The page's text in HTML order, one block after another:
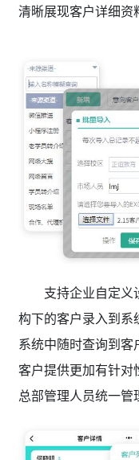
清晰展现客户详细资
支持企业自定义
构下的客户录入到系
系统中随时查询到
客户提供更加有针对
总部管理人员统一管